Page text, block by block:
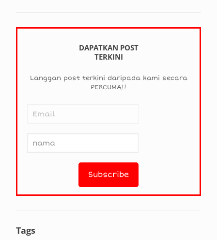
DAPATKAN POST
TERKINI
Langgan post terkini daripada kami secara
PERCUMA!!
Tags